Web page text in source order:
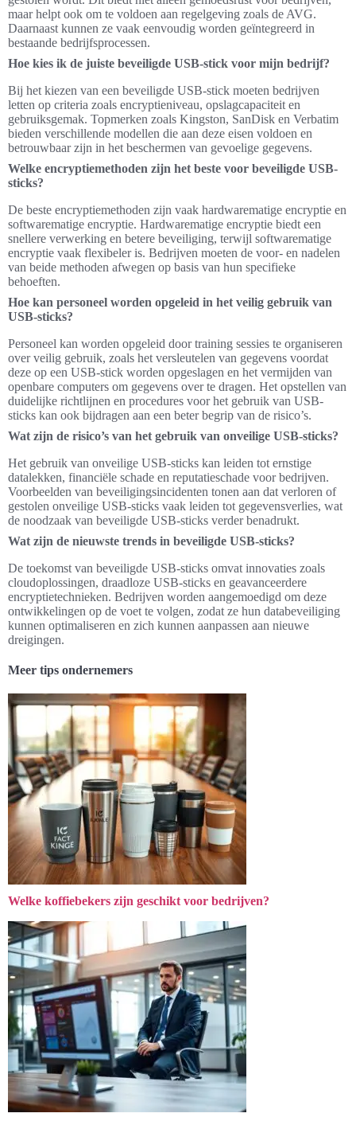
maar helpt ook om te voldoen aan regelgeving zoals de AVG.
Daarnaast kunnen ze vaak eenvoudig worden geïntegreerd in
bestaande bedrijfsprocessen.
Hoe kies ik de juiste beveiligde USB-stick voor mijn bedrijf?
Bij het kiezen van een beveiligde USB-stick moeten bedrijven
letten op criteria zoals encryptieniveau, opslagcapaciteit en
gebruiksgemak. Topmerken zoals Kingston, SanDisk en Verbatim
bieden verschillende modellen die aan deze eisen voldoen en
betrouwbaar zijn in het beschermen van gevoelige gegevens.
Welke encryptiemethoden zijn het beste voor beveiligde USB-
sticks?
De beste encryptiemethoden zijn vaak hardwarematige encryptie en
softwarematige encryptie. Hardwarematige encryptie biedt een
snellere verwerking en betere beveiliging, terwijl softwarematige
encryptie vaak flexibeler is. Bedrijven moeten de voor- en nadelen
van beide methoden afwegen op basis van hun specifieke
behoeften.
Hoe kan personeel worden opgeleid in het veilig gebruik van
USB-sticks?
Personeel kan worden opgeleid door training sessies te organiseren
over veilig gebruik, zoals het versleutelen van gegevens voordat
deze op een USB-stick worden opgeslagen en het vermijden van
openbare computers om gegevens over te dragen. Het opstellen van
duidelijke richtlijnen en procedures voor het gebruik van USB-
sticks kan ook bijdragen aan een beter begrip van de risico’s.
Wat zijn de risico’s van het gebruik van onveilige USB-sticks?
Het gebruik van onveilige USB-sticks kan leiden tot ernstige
datalekken, financiële schade en reputatieschade voor bedrijven.
Voorbeelden van beveiligingsincidenten tonen aan dat verloren of
gestolen onveilige USB-sticks vaak leiden tot gegevensverlies, wat
de noodzaak van beveiligde USB-sticks verder benadrukt.
Wat zijn de nieuwste trends in beveiligde USB-sticks?
De toekomst van beveiligde USB-sticks omvat innovaties zoals
cloudoplossingen, draadloze USB-sticks en geavanceerdere
encryptietechnieken. Bedrijven worden aangemoedigd om deze
ontwikkelingen op de voet te volgen, zodat ze hun databeveiliging
kunnen optimaliseren en zich kunnen aanpassen aan nieuwe
dreigingen.
Meer tips ondernemers
Welke koffiebekers zijn geschikt voor bedrijven?